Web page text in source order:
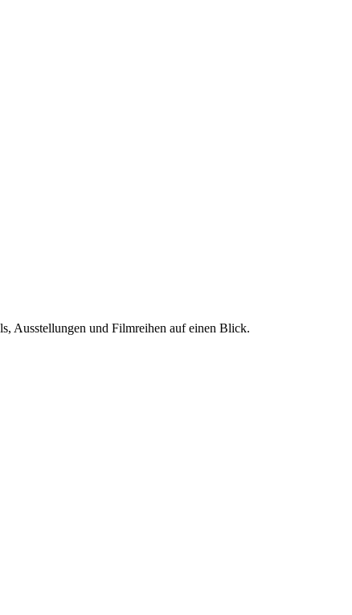
Ausstellungen und Filmreihen auf einen Blick.